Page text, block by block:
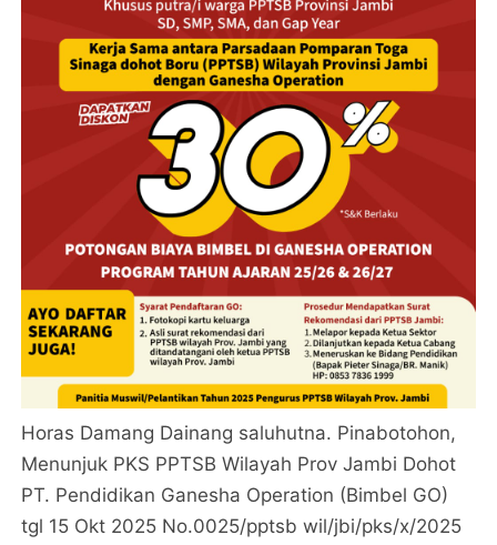
Horas Damang Dainang saluhutna. Pinabotohon,
Menunjuk PKS PPTSB Wilayah Prov Jambi Dohot
PT. Pendidikan Ganesha Operation (Bimbel GO)
tgl 15 Okt 2025 No.0025/pptsb wil/jbi/pks/x/2025